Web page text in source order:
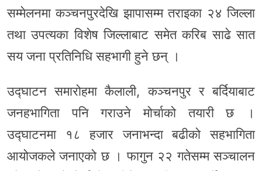
सम्मेलनमा कञ्चनपुरदेखि झापासम्म तराइका २४ जिल्ला
तथा उपत्यका विशेष जिल्लाबाट समेत करिब साढे सात
सय जना प्रतिनिधि सहभागी हुने छन् ।
उद्घाटन समारोहमा कैलाली, कञ्चनपुर र बर्दियाबाट
जनहभागिता पनि गराउने मोर्चाको तयारी छ ।
उद्घाटनमा १८ हजार जनाभन्दा बढीको सहभागिता
आयोजकले जनाएको छ । फागुन २२ गतेसम्म सञ्चालन